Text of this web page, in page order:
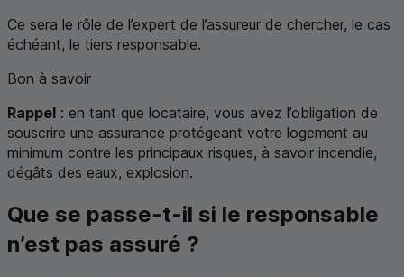
Ce sera le rôle de l’expert de l’assureur de chercher, le cas
échéant, le tiers responsable.
Bon à savoir
Rappel : en tant que locataire, vous avez l’obligation de
souscrire une assurance protégeant votre logement au
minimum contre les principaux risques, à savoir incendie,
dégâts des eaux, explosion.
Que se passe-t-il si le responsable
n’est pas assuré ?